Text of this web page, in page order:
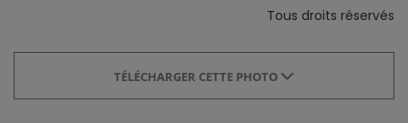
Tous droits réservés
TÉLÉCHARGER CETTE PHOTO